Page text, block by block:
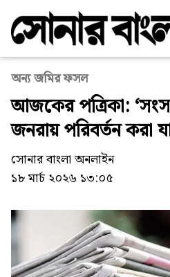
অন্য জমির ফসল
আজকের পত্রিকা:
জনরায় পরিবর্তন করা
সোনার বাংলা অনলাইন
১৮ মার্চ ২০২৬ ১৩:০৫